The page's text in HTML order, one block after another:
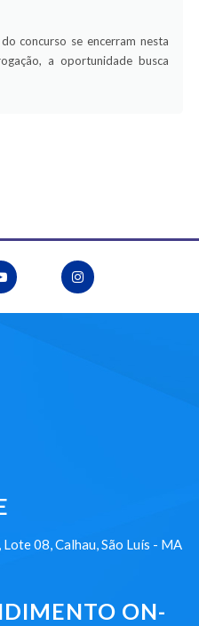
concurso se encerram nesta
a oportunidade busca
08, Calhau, São Luís - MA
ON-